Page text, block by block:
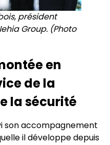
président
Group. (Photo
en
de la
la sécurité
son accompagnement
il développe depuis